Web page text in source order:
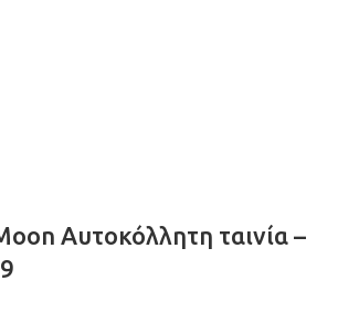
Aυτοκόλλητη ταινία –